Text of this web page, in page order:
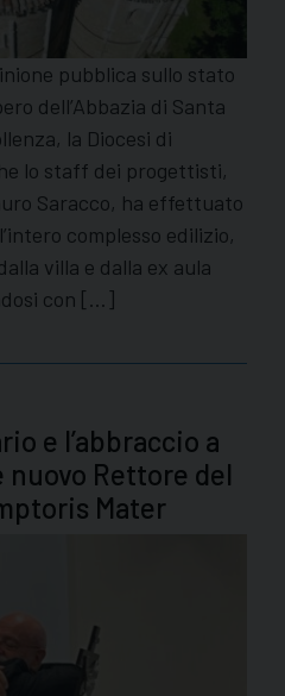
pubblica sullo stato
dell’Abbazia di Santa
la Diocesi di
lo staff dei progettisti,
Saracco, ha effettuato
complesso edilizio,
villa e dalla ex aula
con […]
e l’abbraccio a
nuovo Rettore del
Mater